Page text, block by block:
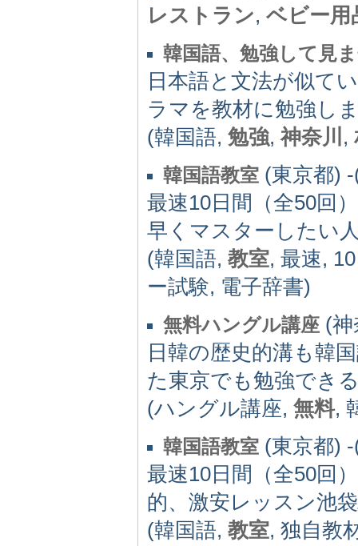
レストラン, ベビー用
韓国語、勉強して見
日本語と文法が似て
ラマを教材に勉強し
(韓国語, 勉強,神奈川 ,
韓国語教室 (東京都)
最速10日間（全50回
早くマスターしたい
(韓国語, 教室, 最速,
ー試験, 電子辞書)
無料ハングル講座 (
日韓の歴史的溝も韓
た東京でも勉強でき
(ハングル講座, 無料,
韓国語教室 (東京都)
最速10日間（全50回
的、激安レッスン池
(韓国語, 教室, 独自教